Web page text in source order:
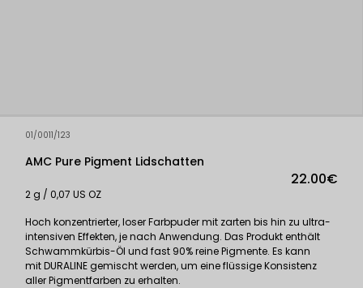
01/0011/123
AMC Pure Pigment Lidschatten
22.00€
2 g / 0,07 US OZ
Hoch konzentrierter, loser Farbpuder mit zarten bis hin zu ultra-
intensiven Effekten, je nach Anwendung. Das Produkt enthält
Schwammkürbis-Öl und fast 90% reine Pigmente. Es kann
mitDURALINE gemischt werden, um eine flüssige Konsistenz
aller Pigmentfarben zu erhalten.